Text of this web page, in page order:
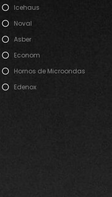
Icehaus
Noval
Asber
Econom
Hornos de Microondas
Edenox